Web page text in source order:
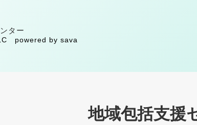
ター
powered by sava
地域包括支援
ス
定・きてケアプランセンター
流れ・ケアプラン作成まで